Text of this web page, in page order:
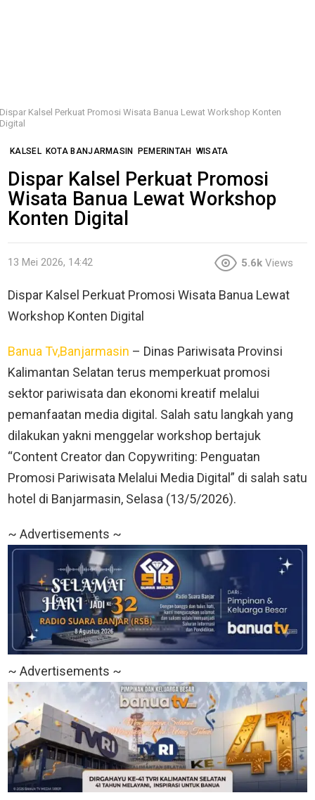
Dispar Kalsel Perkuat Promosi Wisata Banua Lewat Workshop Konten
Digital
KALSEL KOTA BANJARMASIN PEMERINTAH WISATA
Dispar Kalsel Perkuat Promosi
Wisata Banua Lewat Workshop
Konten Digital
13 Mei 2026, 14:42 5.6k Views
Dispar Kalsel Perkuat Promosi Wisata Banua Lewat
Workshop Konten Digital
Banua Tv,Banjarmasin – Dinas Pariwisata Provinsi
Kalimantan Selatan terus memperkuat promosi
sektor pariwisata dan ekonomi kreatif melalui
pemanfaatan media digital. Salah satu langkah yang
dilakukan yakni menggelar workshop bertajuk
“Content Creator dan Copywriting: Penguatan
Promosi Pariwisata Melalui Media Digital” di salah satu
hotel di Banjarmasin, Selasa (13/5/2026).
~ Advertisements ~
~ Advertisements ~